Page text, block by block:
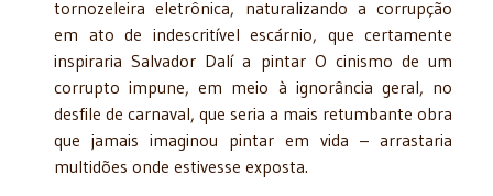
tornozeleira eletrônica, naturalizando a corrupção
em ato de indescritível escárnio, que certamente
inspiraria Salvador Dalí a pintar O cinismo de um
corrupto impune, em meio à ignorância geral, no
desfile de carnaval, que seria a mais retumbante obra
que jamais imaginou pintar em vida – arrastaria
multidões onde estivesse exposta.